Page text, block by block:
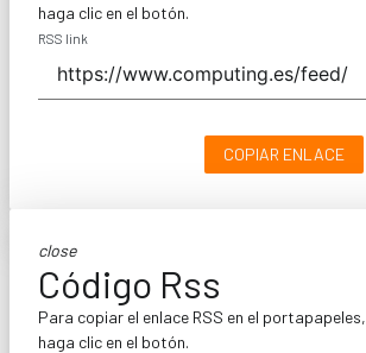
haga clic en el botón.
RSS link
COPIAR ENLACE
close
Código Rss
Para copiar el enlace RSS en el portapapeles,
haga clic en el botón.